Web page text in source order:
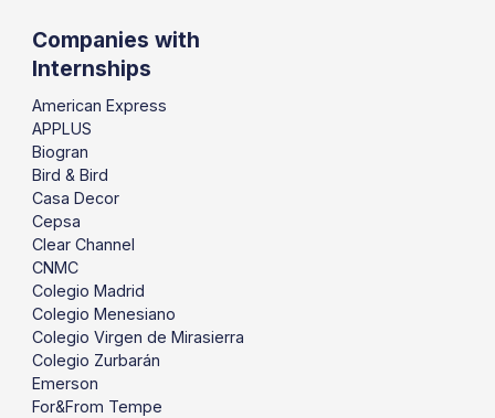
Companies with
Internships
American Express
APPLUS
Biogran
Bird & Bird
Casa Decor
Cepsa
Clear Channel
CNMC
Colegio Madrid
Colegio Menesiano
Colegio Virgen de Mirasierra
Colegio Zurbarán
Emerson
For&From Tempe